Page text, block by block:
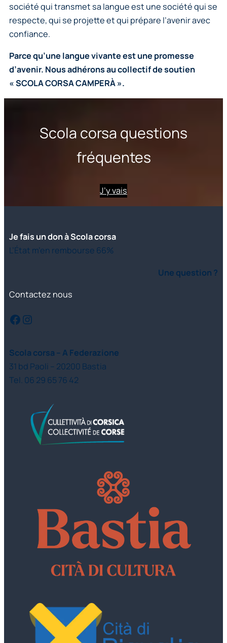
société qui transmet sa langue est une société qui se
respecte, qui se projette et qui prépare l’avenir avec
confiance.
Parce qu’une langue vivante est une promesse
d’avenir. Nous adhérons au collectif de soutien
« SCOLA CORSA CAMPERÀ ».
Scola corsa questions
fréquentes
J’y vais
Je fais un don à Scola corsa
L’État m’en rembourse 66%
Une question ?
Contactez nous
Facebook Instagram
Scola corsa – A Federazione
31 bd Paoli – 20200 Bastia
Tel. 06 29 65 76 42